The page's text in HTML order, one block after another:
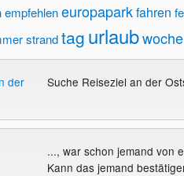
empfehleneuropaparkfahren
strandtag urlaubwoche
der
Suche Reiseziel an der
..., war schon jemand von
Kann das jemand